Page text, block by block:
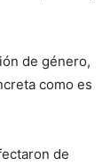
de género,
como es
de